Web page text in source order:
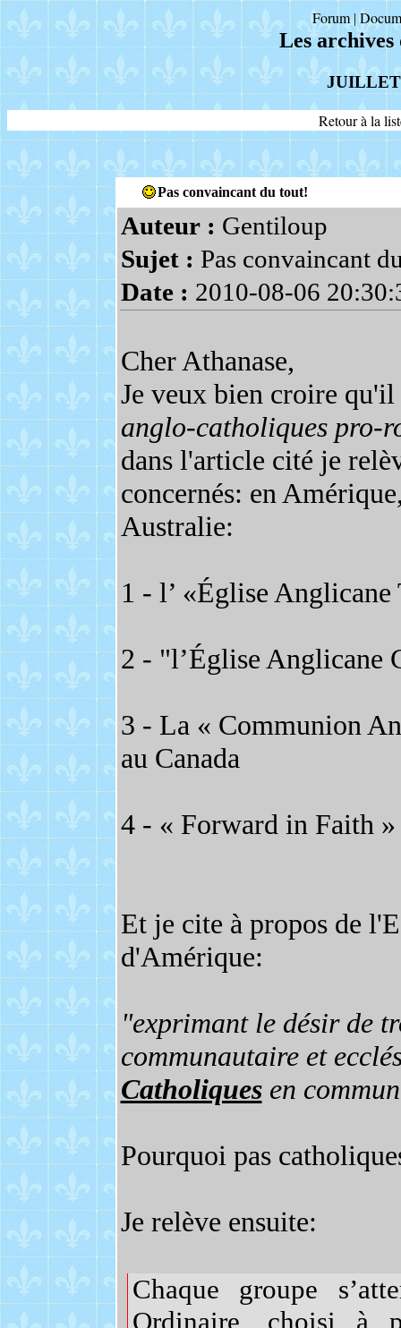
Forum|
Les
JUILLET
Retour à la
Pas convaincant du tout!
Auteur : Gentiloup
Sujet : Pas convaincant
Date : 2010-08-06
Cher Athanase,
Je veux bien croire
anglo-catholiques pro-
dans l'article cité je
concernés: en
Australie:
1 - l’ «Église
2 - "l’Église Anglicane
3 - La « Communion
au Canada
4 - « Forward in Faith
Et je cite à propos de
d'Amérique:
"exprimant le désir de
communautaire et
Catholiquesen
Pourquoi pas
Je relève ensuite:
Chaque groupe
Ordinaire, choisi à